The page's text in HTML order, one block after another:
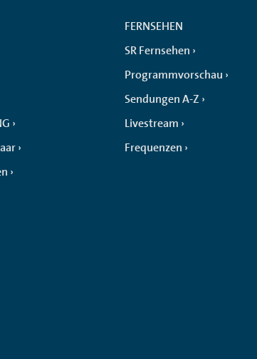
FERNSEHEN
SR Fernsehen
Programmvorschau
Sendungen A-Z
Livestream
Frequenzen